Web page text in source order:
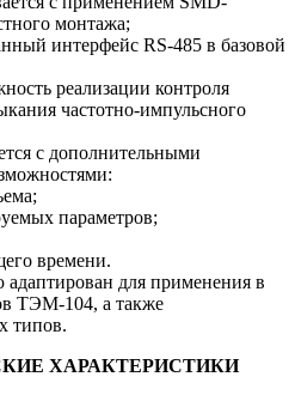
монтажа;
интерфейс RS-485 в базовой
реализации контроля
частотно-импульсного
с дополнительными
параметров;
времени.
адаптирован для применения в
ТЭМ-104, а также
типов.
ХАРАКТЕРИСТИКИ